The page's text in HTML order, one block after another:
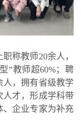
称教师20余人，
”教师超60%；聘
人，拥有省级教学
人才，形成学科带
、企业专家为补充